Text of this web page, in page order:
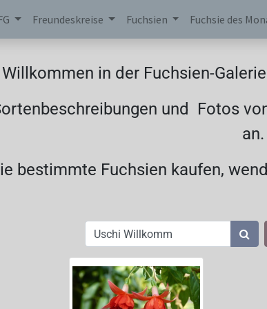
Freundeskreise Fuchsien Fuchsie des
in der Fuchsien-
und Fotos
an.
bestimmte Fuchsien kaufen,